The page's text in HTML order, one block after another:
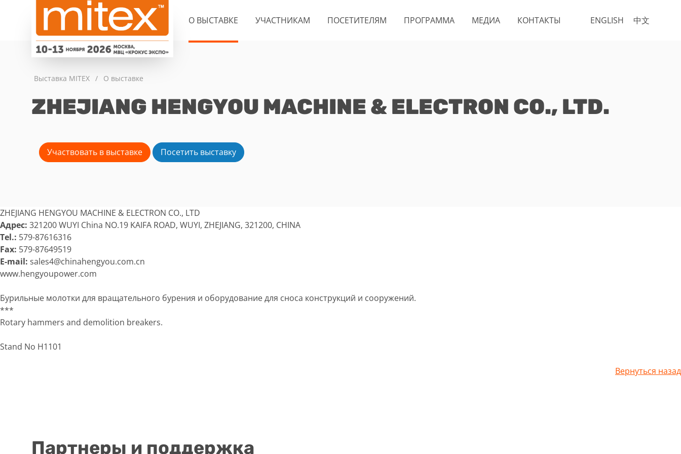
ENGLISH 中文
О ВЫСТАВКЕ УЧАСТНИКАМ ПОСЕТИТЕЛЯМ ПРОГРАММА МЕДИА КОНТАКТЫ
Выставка MITEX / О выставке
ZHEJIANG HENGYOU MACHINE & ELECTRON CO., LTD.
Участвовать в выставке Посетить выставку
ZHEJIANG HENGYOU MACHINE & ELECTRON CO., LTD
Адрес: 321200 WUYI China NO.19 KAIFA ROAD, WUYI, ZHEJIANG, 321200, CHINA
Tel.: 579-87616316
Fax: 579-87649519
E-mail: sales4@chinahengyou.com.cn
www.hengyoupower.com
Бурильные молотки для вращательного бурения и оборудование для сноса конструкций и сооружений.
***
Rotary hammers and demolition breakers.
Stand No H1101
Вернуться назад
Партнеры и поддержка